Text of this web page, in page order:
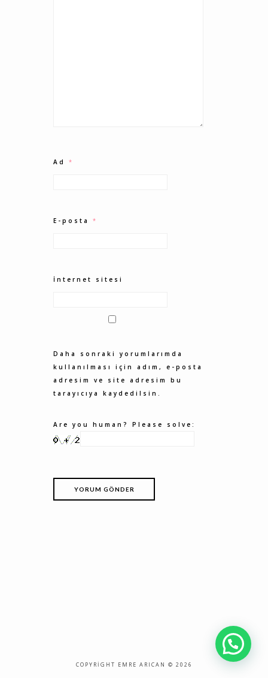
Ad *
E-posta *
İnternet sitesi
Daha sonraki yorumlarımda
kullanılması için adım, e-posta
adresim ve site adresim bu
tarayıcıya kaydedilsin.
Are you human? Please solve:
COPYRIGHT EMRE ARICAN © 2026